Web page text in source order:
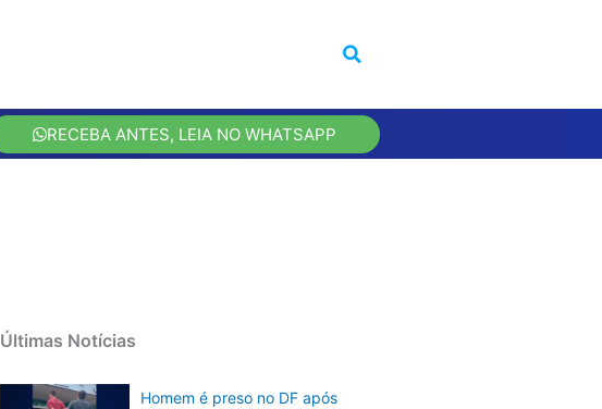
RECEBA ANTES, LEIA NO WHATSAPP
Últimas Notícias
Homem é preso no DF após